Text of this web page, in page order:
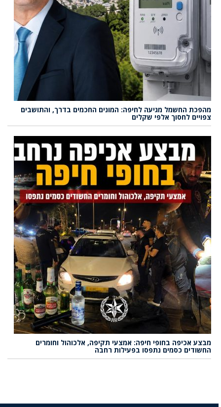
מהפכת החשמל מגיעה לחיפה: המונים החכמים בדרך, והתושבים
צפויים לחסוך אלפי שקלים
מבצע אכיפה בחופי חיפה: אמצעי תקיפה, אלכוהול וחומרים
החשודים כסמים נתפסו בפעילות רחבה